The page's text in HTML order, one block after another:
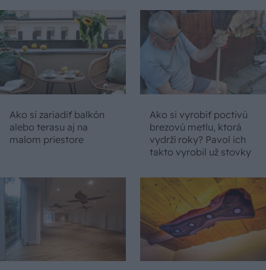
Ako si zariadiť balkón
alebo terasu aj na
malom priestore
Ako si vyrobiť poctivú
brezovú metlu, ktorá
vydrží roky? Pavol ich
takto vyrobil už stovky